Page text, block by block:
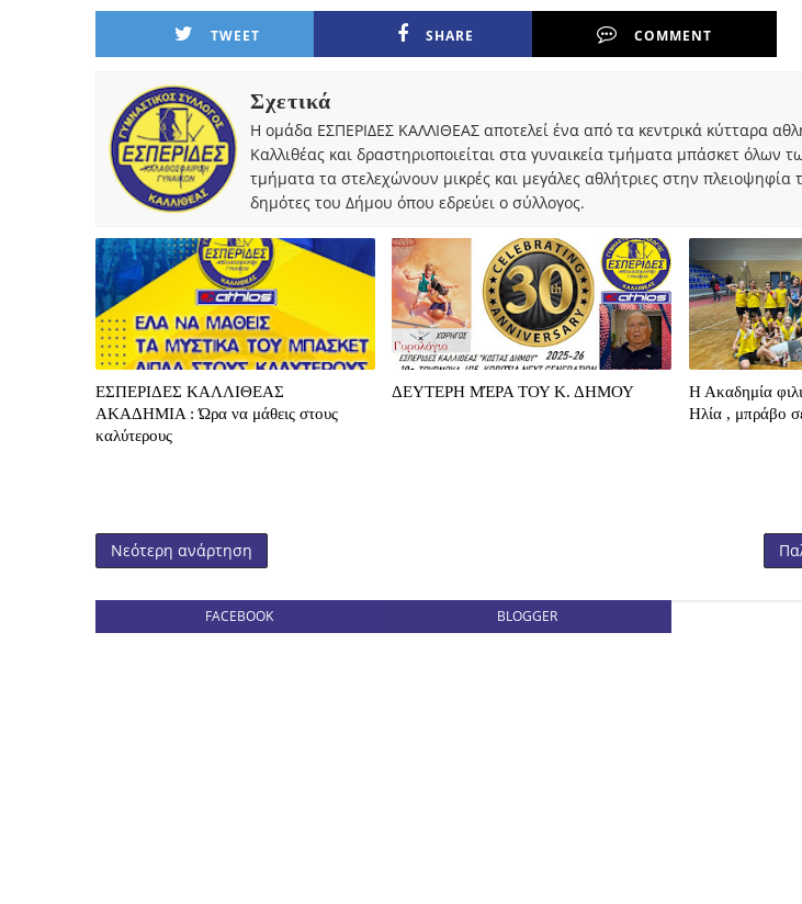
TWEET SHARE COMMENT
Σχετικά
Η ομάδα ΕΣΠΕΡΙΔΕΣ ΚΑΛΛΙΘΕΑΣ αποτελεί ένα από τα κεντρικά κύτταρα
Καλλιθέας και δραστηριοποιείται στα γυναικεία τμήματα μπάσκετ όλων
τμήματα τα στελεχώνουν μικρές και μεγάλες αθλήτριες στην πλειοψηφία
δημότες του Δήμου όπου εδρεύει ο σύλλογος.
ΕΣΠΕΡΙΔΕΣ ΚΑΛΛΙΘΕΑΣ
ΑΚΑΔΗΜΙΑ : Ώρα να μάθεις στους
καλύτερους
ΔΕΥΤΕΡΗ ΜΈΡΑ ΤΟΥ Κ. ΔΗΜΟΥ
Η Ακαδημία
Ηλία , μπράβο
Νεότερη ανάρτηση
FACEBOOK BLOGGER